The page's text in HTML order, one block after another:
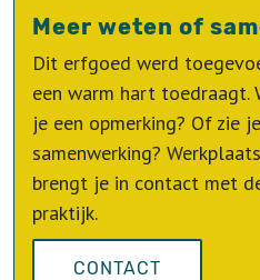
Meer weten of
Dit erfgoed werd
een warm hart toedraagt.
je een opmerking? Of zie
samenwerking?
brengt je in contact met
praktijk.
CONTACT